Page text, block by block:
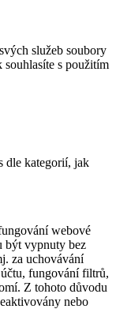
služeb soubory
s použitím
dle kategorií, jak
webové
být vypnuty bez
za uchovávání
fungování filtrů,
Z tohoto důvodu
nebo